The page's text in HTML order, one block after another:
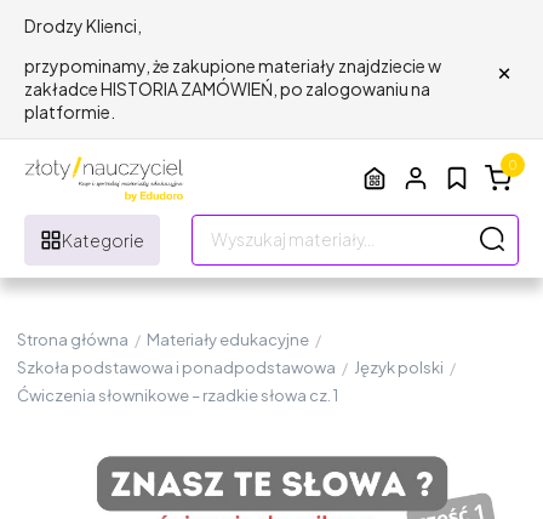
Drodzy Klienci,
przypominamy, że zakupione materiały znajdziecie w
zakładce HISTORIA ZAMÓWIEŃ, po zalogowaniu na
platformie.
×
Kategorie
0
Strona główna / Materiały edukacyjne /
Szkoła podstawowa i ponadpodstawowa / Język polski /
Ćwiczenia słownikowe – rzadkie słowa cz. 1